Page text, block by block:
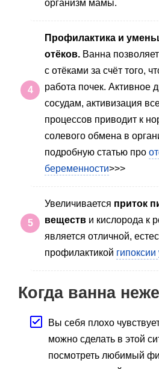
организм мамы.
Профилактика и
отёков. Ванна
с отёками за счёт того,
работа почек. Активное
сосудам, активизация
процессов приводит к
солевого обмена в
подробную статью про
беременности>>>
Увеличивается приток
веществ и кислорода к
является отличной,
профилактикой
Когда ванна
Вы себя плохо
можно сделать в этой
посмотреть любимый